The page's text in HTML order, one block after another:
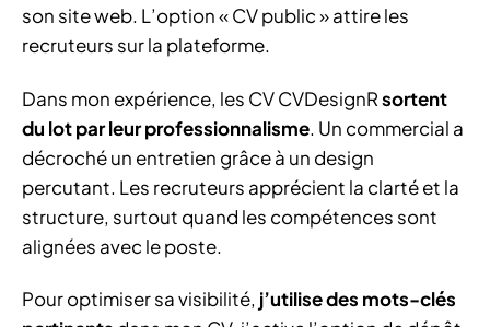
son site web. L’option « CV public » attire les
recruteurs sur la plateforme.
Dans mon expérience, les CV CVDesignRsortent
du lot par leur professionnalisme. Un commercial a
décroché un entretien grâce à un design
percutant. Les recruteurs apprécient la clarté et la
structure, surtout quand les compétences sont
alignées avec le poste.
Pour optimiser sa visibilité, j’utilise des mots-clés